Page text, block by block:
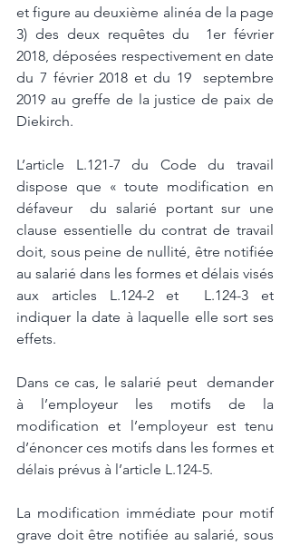
et figure au deuxième alinéa de la page
3) des deux requêtes du  1er février
2018, déposées respectivement en date
du 7 février 2018 et du 19  septembre
2019 au greffe de la justice de paix de
Diekirch.
L’article L.121-7 du Code du travail
dispose que « toute modification en
défaveur  du salarié portant sur une
clause essentielle du contrat de travail
doit, sous peine de nullité, être notifiée
au salarié dans les formes et délais visés
aux articles L.124-2 et  L.124-3 et
indiquer la date à laquelle elle sort ses
effets.
Dans ce cas, le salarié peut  demander
à l’employeur les motifs de la
modification et l’employeur est tenu
d’énoncer ces motifs dans les formes et
délais prévus à l’article L.124-5.
La modification immédiate pour motif
grave doit être notifiée au salarié, sous